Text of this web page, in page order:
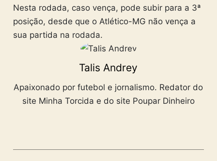
Nesta rodada, caso vença, pode subir para a 3ª
posição, desde que o Atlético-MG não vença a
sua partida na rodada.
Talis Andrey
Apaixonado por futebol e jornalismo. Redator do
site Minha Torcida e do site Poupar Dinheiro